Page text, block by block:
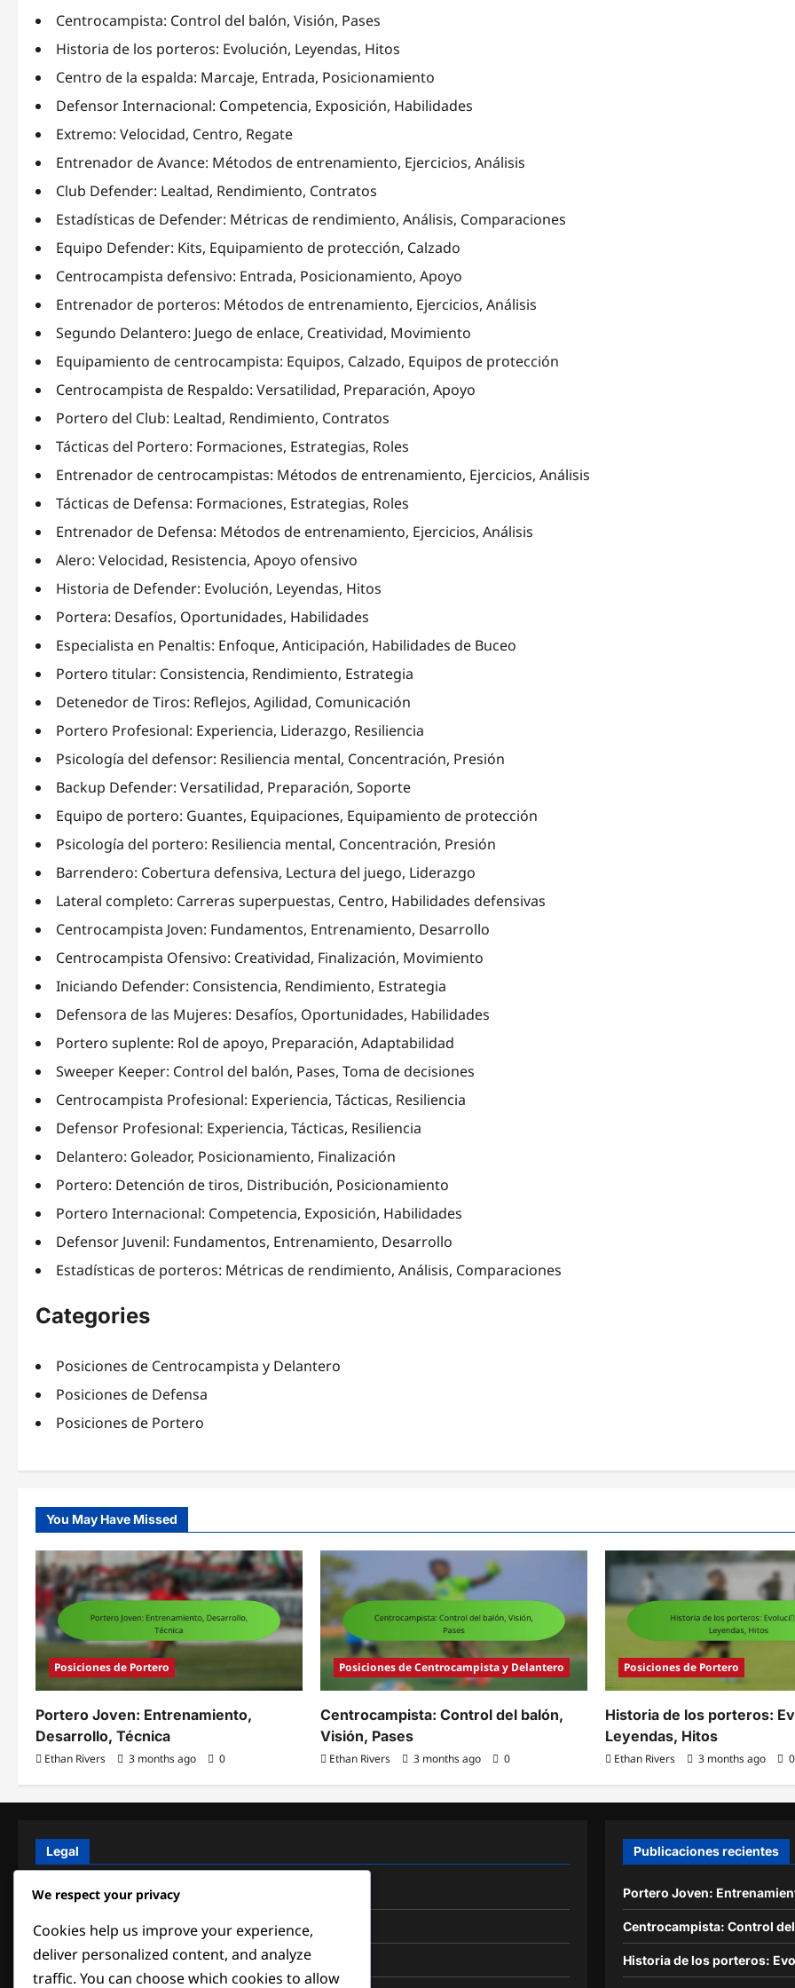
Centrocampista: Control del balón, Visión, Pases
Historia de los porteros: Evolución, Leyendas, Hitos
Centro de la espalda: Marcaje, Entrada, Posicionamiento
Defensor Internacional: Competencia, Exposición, Habilidades
Extremo: Velocidad, Centro, Regate
Entrenador de Avance: Métodos de entrenamiento, Ejercicios, Análisis
Club Defender: Lealtad, Rendimiento, Contratos
Estadísticas de Defender: Métricas de rendimiento, Análisis, Comparaciones
Equipo Defender: Kits, Equipamiento de protección, Calzado
Centrocampista defensivo: Entrada, Posicionamiento, Apoyo
Entrenador de porteros: Métodos de entrenamiento, Ejercicios, Análisis
Segundo Delantero: Juego de enlace, Creatividad, Movimiento
Equipamiento de centrocampista: Equipos, Calzado, Equipos de protección
Centrocampista de Respaldo: Versatilidad, Preparación, Apoyo
Portero del Club: Lealtad, Rendimiento, Contratos
Tácticas del Portero: Formaciones, Estrategias, Roles
Entrenador de centrocampistas: Métodos de entrenamiento, Ejercicios, Análisis
Tácticas de Defensa: Formaciones, Estrategias, Roles
Entrenador de Defensa: Métodos de entrenamiento, Ejercicios, Análisis
Alero: Velocidad, Resistencia, Apoyo ofensivo
Historia de Defender: Evolución, Leyendas, Hitos
Portera: Desafíos, Oportunidades, Habilidades
Especialista en Penaltis: Enfoque, Anticipación, Habilidades de Buceo
Portero titular: Consistencia, Rendimiento, Estrategia
Detenedor de Tiros: Reflejos, Agilidad, Comunicación
Portero Profesional: Experiencia, Liderazgo, Resiliencia
Psicología del defensor: Resiliencia mental, Concentración, Presión
Backup Defender: Versatilidad, Preparación, Soporte
Equipo de portero: Guantes, Equipaciones, Equipamiento de protección
Psicología del portero: Resiliencia mental, Concentración, Presión
Barrendero: Cobertura defensiva, Lectura del juego, Liderazgo
Lateral completo: Carreras superpuestas, Centro, Habilidades defensivas
Centrocampista Joven: Fundamentos, Entrenamiento, Desarrollo
Centrocampista Ofensivo: Creatividad, Finalización, Movimiento
Iniciando Defender: Consistencia, Rendimiento, Estrategia
Defensora de las Mujeres: Desafíos, Oportunidades, Habilidades
Portero suplente: Rol de apoyo, Preparación, Adaptabilidad
Sweeper Keeper: Control del balón, Pases, Toma de decisiones
Centrocampista Profesional: Experiencia, Tácticas, Resiliencia
Defensor Profesional: Experiencia, Tácticas, Resiliencia
Delantero: Goleador, Posicionamiento, Finalización
Portero: Detención de tiros, Distribución, Posicionamiento
Portero Internacional: Competencia, Exposición, Habilidades
Defensor Juvenil: Fundamentos, Entrenamiento, Desarrollo
Estadísticas de porteros: Métricas de rendimiento, Análisis, Comparaciones
Categories
Posiciones de Centrocampista y Delantero
Posiciones de Defensa
Posiciones de Portero
You May Have Missed
Posiciones de Portero
Portero Joven: Entrenamiento,
Desarrollo, Técnica
Ethan Rivers 3 months ago 0
Posiciones de Centrocampista y Delantero
Centrocampista: Control del balón,
Visión, Pases
Ethan Rivers 3 months ago 0
Posiciones de Portero
Historia de los porteros:
Leyendas, Hitos
Ethan Rivers 3 months ago 0
Legal
Política de privacidad
Contacto
Términos y condiciones
Publicaciones recientes
Portero Joven:
Centrocampista: Control
Historia de los porteros:
We respect your privacy
Cookies help us improve your experience,
deliver personalized content, and analyze
traffic. You can choose which cookies to allow